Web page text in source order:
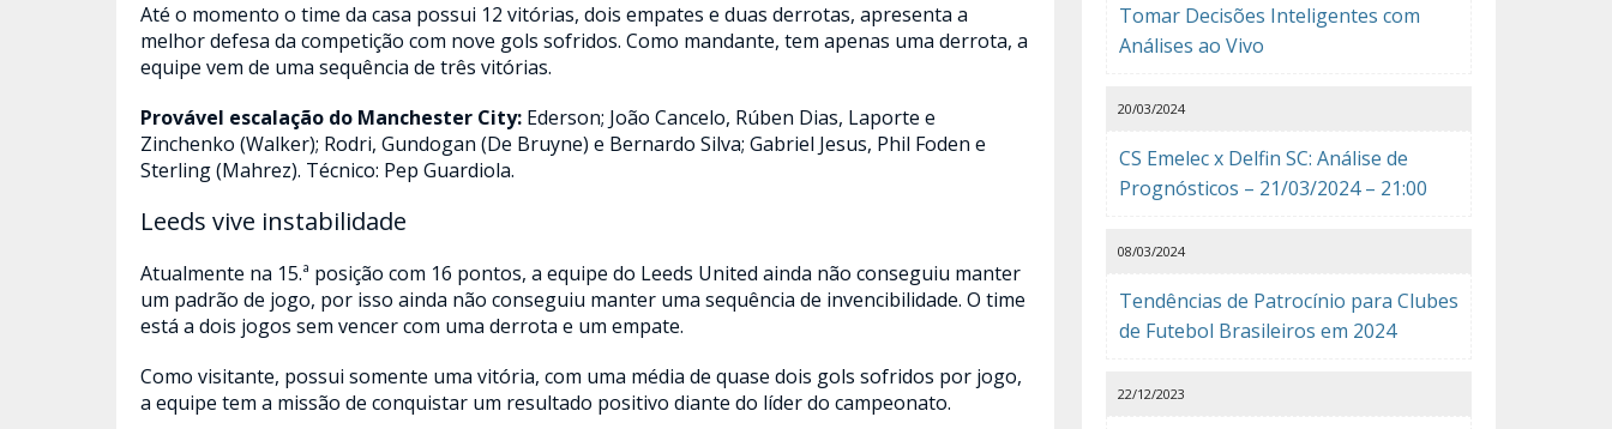
Até o momento o time da casa possui 12 vitórias, dois empates e duas derrotas, apresenta a
melhor defesa da competição com nove gols sofridos. Como mandante, tem apenas uma derrota, a
equipe vem de uma sequência de três vitórias.
Provável escalação do Manchester City: Ederson; João Cancelo, Rúben Dias, Laporte e
Zinchenko (Walker); Rodri, Gundogan (De Bruyne) e Bernardo Silva; Gabriel Jesus, Phil Foden e
Sterling (Mahrez). Técnico: Pep Guardiola.
Leeds vive instabilidade
Atualmente na 15.ª posição com 16 pontos, a equipe do Leeds United ainda não conseguiu manter
um padrão de jogo, por isso ainda não conseguiu manter uma sequência de invencibilidade. O time
está a dois jogos sem vencer com uma derrota e um empate.
Como visitante, possui somente uma vitória, com uma média de quase dois gols sofridos por jogo,
a equipe tem a missão de conquistar um resultado positivo diante do líder do campeonato.
Tomar Decisões Inteligentes com
Análises ao Vivo
CS Emelec x Delfin SC: Análise de
Prognósticos – 21/03/2024 – 21:00
20/03/2024
Tendências de Patrocínio para Clubes
de Futebol Brasileiros em 2024
08/03/2024
22/12/2023